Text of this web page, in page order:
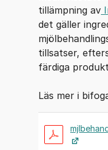
tillämpning av
det gäller
tillsatser,
färdiga
Läs mer i